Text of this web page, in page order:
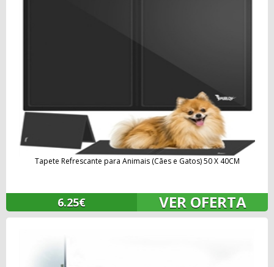
Tapete Refrescante para Animais (Cães e Gatos) 50 X 40CM
6.25€ VER OFERTA